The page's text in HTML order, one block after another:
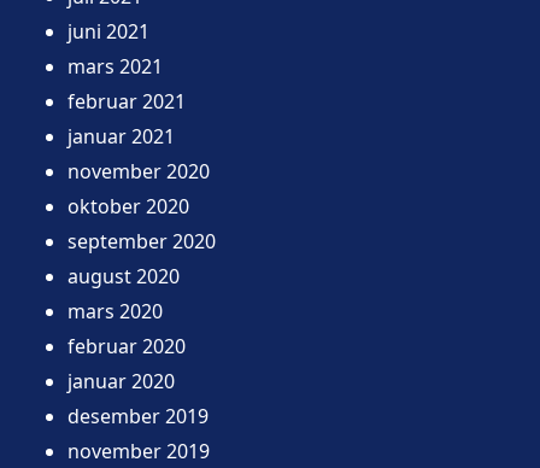
juni 2021
mars 2021
februar 2021
januar 2021
november 2020
oktober 2020
september 2020
august 2020
mars 2020
februar 2020
januar 2020
desember 2019
november 2019